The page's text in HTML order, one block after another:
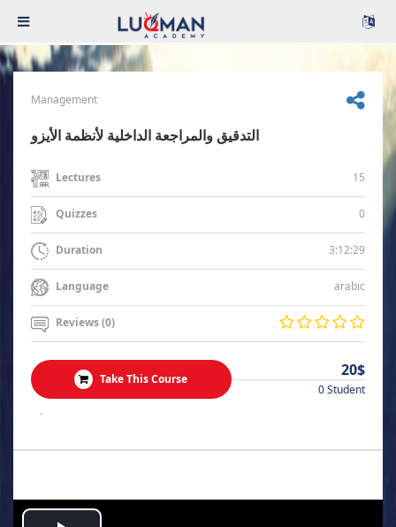
Management
التدقيق والمراجعة الداخلية لأنظمة الأيزو
Lectures 15
Quizzes 0
Duration 3:12:29
Language arabic
Reviews (0)
Take This Course 20$
0 Student
.